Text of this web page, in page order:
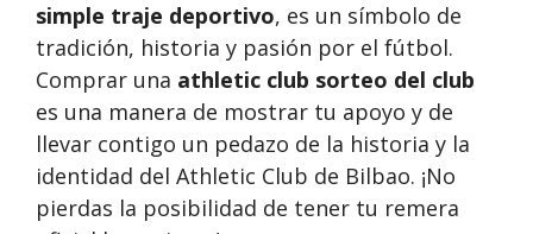
simple traje deportivo, es un símbolo de
tradición, historia y pasión por el fútbol.
Comprar una athletic club sorteo del club
es una manera de mostrar tu apoyo y de
llevar contigo un pedazo de la historia y la
identidad del Athletic Club de Bilbao. ¡No
pierdas la posibilidad de tener tu remera